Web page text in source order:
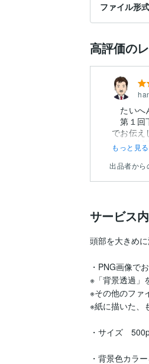
ファイル形式
高評価の
たいへ
第１回
でお伝え
その誠
もっと見る
出品者から
サービス
頭部を大きめ
・PNG画像で
※「背景透過」
※その他のファ
※紙に描いた、
・サイズ　
・背景色カラ